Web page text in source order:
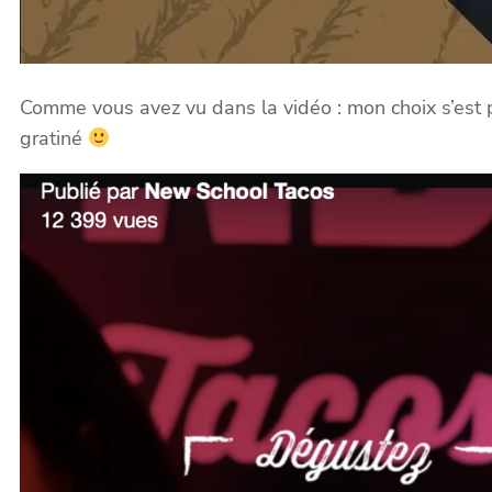
Comme vous avez vu dans la vidéo : mon choix
gratiné